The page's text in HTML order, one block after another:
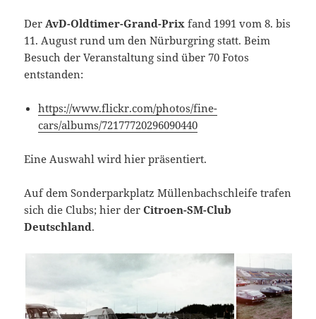
DerAvD-Oldtimer-Grand-Prix fand 1991 vom 8. bis
11. August rund um den Nürburgring statt. Beim
Besuch der Veranstaltung sind über 70 Fotos
entstanden:
https://www.flickr.com/photos/fine-
cars/albums/72177720296090440
Eine Auswahl wird hier präsentiert.
Auf dem Sonderparkplatz Müllenbachschleife trafen
sich die Clubs; hier derCitroen-SM-Club
Deutschland.